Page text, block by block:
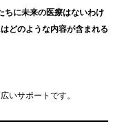
に未来の医療はないわけ
どのような内容が含まれる
いサポートです。